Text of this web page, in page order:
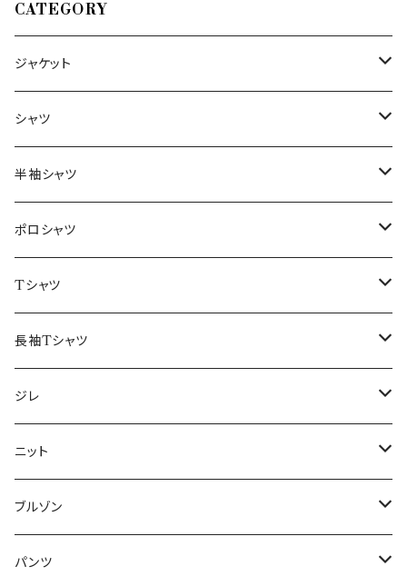
CATEGORY
ジャケット
～44/S
46/M
48/L
50/XL～
シャツ
～44/S
46/M
48/L
50/XL～
半袖シャツ
～44/S
46/M
48/L
50/XL～
ポロシャツ
～44/S
46/M
48/L
50/XL～
Tシャツ
～44/S
46/M
48/L
50/XL～
長袖Tシャツ
～44/S
46/M
48/L
50/XL～
ジレ
～44/S
46/M
48/L
ニット
～44/S
46/M
ブルゾン
～44/S
パンツ